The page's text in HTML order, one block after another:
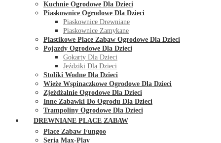
Kuchnie Ogrodowe Dla Dzieci
Piaskownice Ogrodowe Dla Dzieci
Piaskownice Drewniane
Piaskownice Zamykane
Plastikowe Place Zabaw Ogrodowe Dla Dzieci
Pojazdy Ogrodowe Dla Dzieci
Gokarty Dla Dzieci
Jeździki Dla Dzieci
Stoliki Wodne Dla Dzieci
Wieże Wspinaczkowe Ogrodowe Dla Dzieci
Zjeżdżalnie Ogrodowe Dla Dzieci
Inne Zabawki Do Ogrodu Dla Dzieci
Trampoliny Ogrodowe Dla Dzieci
DREWNIANE PLACE ZABAW
Place Zabaw Fungoo
Seria Max-Play